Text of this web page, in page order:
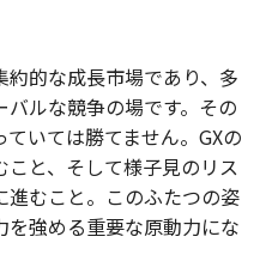
的な成長市場であり、多
ルな競争の場です。その
いては勝てません。GXの
と、そして様子見のリス
進むこと。このふたつの姿
強める重要な原動力にな